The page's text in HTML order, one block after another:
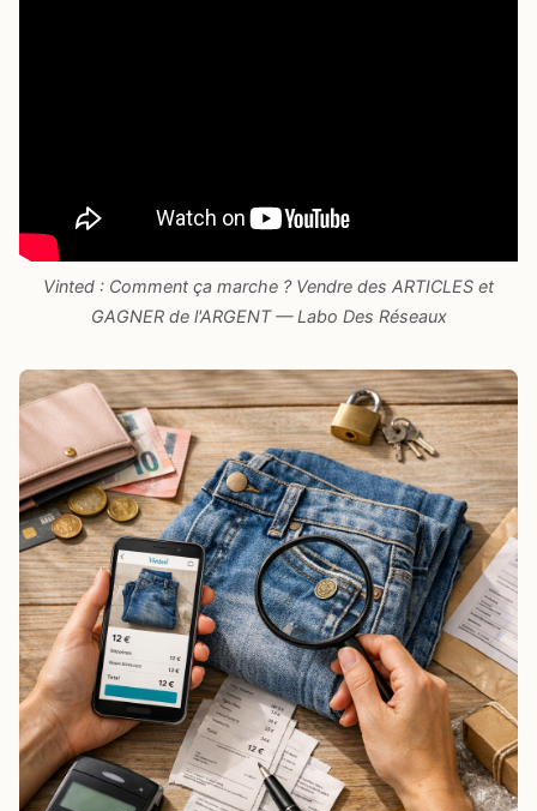
Vinted : Comment ça marche ? Vendre des ARTICLES et
GAGNER de l'ARGENT — Labo Des Réseaux